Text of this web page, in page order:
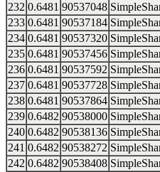
232 0.6481 90537048
233 0.6481 90537184
234 0.6481 90537320
235 0.6481 90537456
236 0.6481 90537592
237 0.6481 90537728
238 0.6481 90537864
239 0.6482 90538000
240 0.6482 90538136
241 0.6482 90538272
242 0.6482 90538408